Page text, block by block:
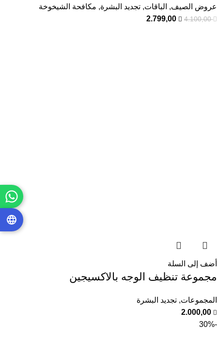
عروض الصيف, الباقات, تجديد البشرة, مكافحة الشيخوخة
4.100,00
2.799,00
أضف إلى السلة
مجموعة تنظيف الوجه بالاكسيجين
المجموعات, تجديد البشرة
2.000,00
-30%